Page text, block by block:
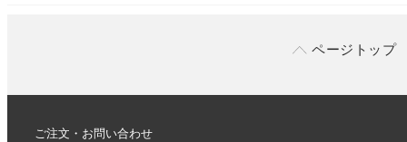
ページトップ
ご注文・お問い合わせ